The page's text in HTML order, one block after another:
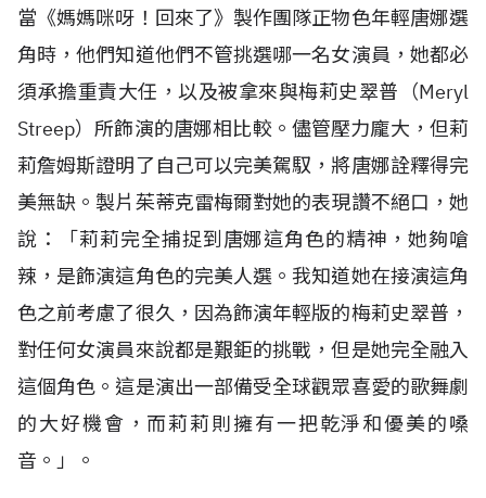
當《媽媽咪呀！回來了》製作團隊正物色年輕唐娜選
角時，他們知道他們不管挑選哪一名女演員，她都必
須承擔重責大任，以及被拿來與梅莉史翠普（Meryl
Streep）所飾演的唐娜相比較。儘管壓力龐大，但莉
莉詹姆斯證明了自己可以完美駕馭，將唐娜詮釋得完
美無缺。製片茱蒂克雷梅爾對她的表現讚不絕口，她
說：「莉莉完全捕捉到唐娜這角色的精神，她夠嗆
辣，是飾演這角色的完美人選。我知道她在接演這角
色之前考慮了很久，因為飾演年輕版的梅莉史翠普，
對任何女演員來說都是艱鉅的挑戰，但是她完全融入
這個角色。這是演出一部備受全球觀眾喜愛的歌舞劇
的大好機會，而莉莉則擁有一把乾淨和優美的嗓
音。」。